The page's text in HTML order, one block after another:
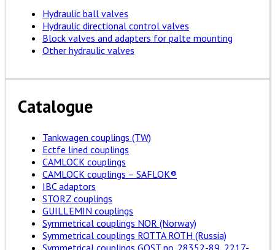
Hydraulic ball valves
Hydraulic directional control valves
Block valves and adapters for palte mounting
Other hydraulic valves
Catalogue
Tankwagen couplings (TW)
Ectfe lined couplings
CAMLOCK couplings
CAMLOCK couplings – SAFLOK®
IBC adaptors
STORZ couplings
GUILLEMIN couplings
Symmetrical couplings NOR (Norway)
Symmetrical couplings ROTTA ROTH (Russia)